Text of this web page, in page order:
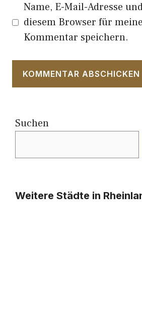
Name, E-Mail-Adresse
diesem Browser für
Kommentar speichern.
Suchen
Weitere Städte in